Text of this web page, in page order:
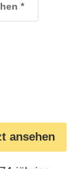
ansehen